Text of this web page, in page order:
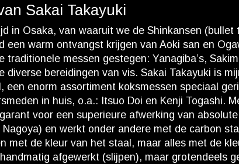
Sakai Takayuki
in Osaka, van waaruit we de Shinkansen
een warm ontvangst krijgen van Aoki san en
messen gestegen: Yanagiba’s,
diverse bereidingen van vis. Sakai Takayuki is
een enorm assortiment koksmessen speciaal
in huis, o.a.: Itsuo Doi en Kenji Togashi.
voor een superieure afwerking van
en werkt onder andere met de carbon
met de kleur van het staal, maar alles met de
afgewerkt (slijpen), maar grotendeels